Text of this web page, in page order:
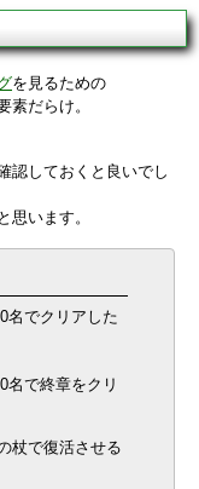
を見るための
素だらけ。
認しておくと良いでし
思います。
名でクリアした
名で終章をクリ
杖で復活させる